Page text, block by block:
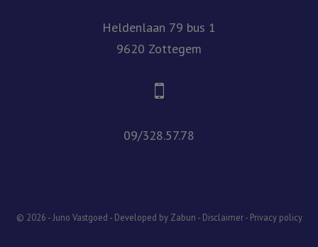
Heldenlaan 79 bus 1
9620 Zottegem
09/328.57.78
© 2026 - Juno Vastgoed - Developed by Zabun - Disclaimer- Privacy policy